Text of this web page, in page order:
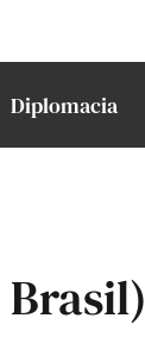
Diplomacia
Brasil)